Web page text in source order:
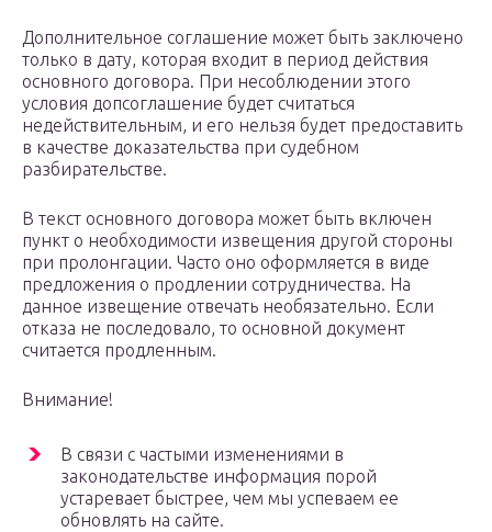
Дополнительное соглашение может быть заключено
только в дату, которая входит в период действия
основного договора. При несоблюдении этого
условия допсоглашение будет считаться
недействительным, и его нельзя будет предоставить
в качестве доказательства при судебном
разбирательстве.
В текст основного договора может быть включен
пункт о необходимости извещения другой стороны
при пролонгации. Часто оно оформляется в виде
предложения о продлении сотрудничества. На
данное извещение отвечать необязательно. Если
отказа не последовало, то основной документ
считается продленным.
Внимание!
В связи с частыми изменениями в
законодательстве информация порой
устаревает быстрее, чем мы успеваем ее
обновлять на сайте.